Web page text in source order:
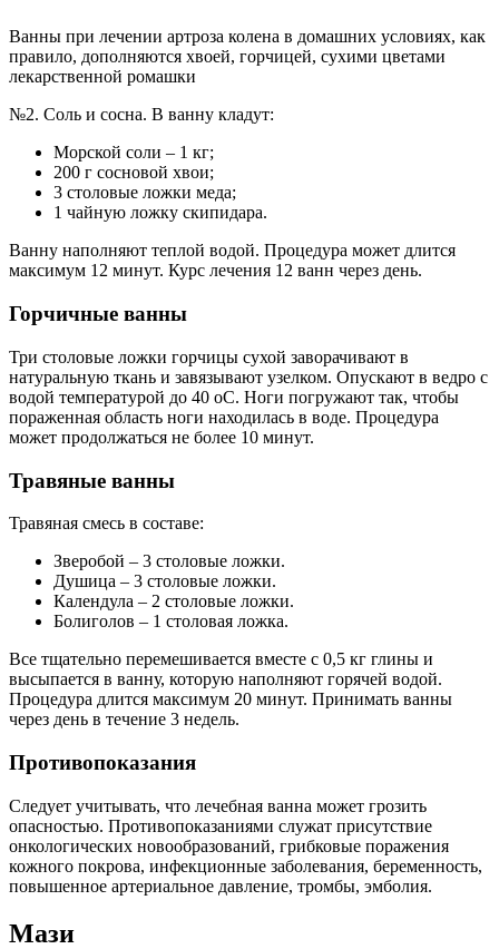
Ванны при лечении артроза колена в домашних условиях, как
правило, дополняются хвоей, горчицей, сухими цветами
лекарственной ромашки
№2. Соль и сосна. В ванну кладут:
Морской соли – 1 кг;
200 г сосновой хвои;
3 столовые ложки меда;
1 чайную ложку скипидара.
Ванну наполняют теплой водой. Процедура может длится
максимум 12 минут. Курс лечения 12 ванн через день.
Горчичные ванны
Три столовые ложки горчицы сухой заворачивают в
натуральную ткань и завязывают узелком. Опускают в ведро с
водой температурой до 40 оС. Ноги погружают так, чтобы
пораженная область ноги находилась в воде. Процедура
может продолжаться не более 10 минут.
Травяные ванны
Травяная смесь в составе:
Зверобой – 3 столовые ложки.
Душица – 3 столовые ложки.
Календула – 2 столовые ложки.
Болиголов – 1 столовая ложка.
Все тщательно перемешивается вместе с 0,5 кг глины и
высыпается в ванну, которую наполняют горячей водой.
Процедура длится максимум 20 минут. Принимать ванны
через день в течение 3 недель.
Противопоказания
Следует учитывать, что лечебная ванна может грозить
опасностью. Противопоказаниями служат присутствие
онкологических новообразований, грибковые поражения
кожного покрова, инфекционные заболевания, беременность,
повышенное артериальное давление, тромбы, эмболия.
Мази